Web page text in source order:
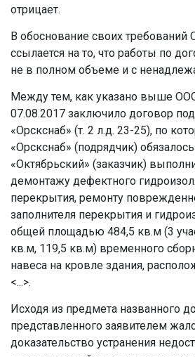
отрицает.
В обоснование своих требований
ссылается на то, что работы по
не в полном объеме и с
Между тем, как указано выше
07.08.2017 заключило договор
«Орскснаб» (т. 2 л.д. 23-25), по
«Орскснаб» (подрядчик)
«Октябрьский» (заказчик)
демонтажу дефектного
перекрытия, ремонту
заполнителя перекрытия и
общей площадью 484,5 кв.м (3
кв.м, 119,5 кв.м) временного
навеса на кровле здания,
<...>.
Исходя из предмета названного
представленного заявителем
доказательство устранения